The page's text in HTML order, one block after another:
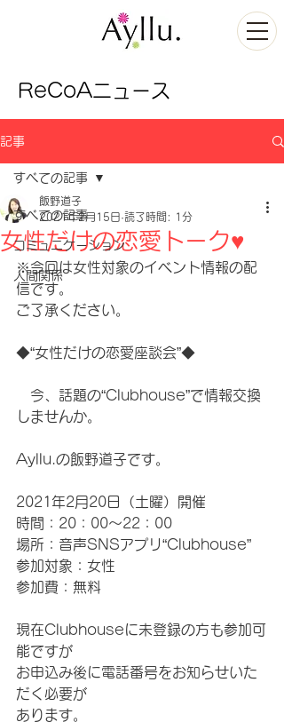
ReCoAニュース
記事
すべての記事
コミュニケーション
人間関係
すべての記事
女性だけの恋愛トーク♥
飯野道子
2021年2月15日 読了時間: 1分
※今回は女性対象のイベント情報の配
信です。
ご了承ください。
◆“女性だけの恋愛座談会”◆
今、話題の“Clubhouse”で情報交換
しませんか。
Ayllu.の飯野道子です。
2021年2月20日（土曜）開催
時間：20：00～22：00
場所：音声SNSアプリ“Clubhouse”
参加対象：女性
参加費：無料
現在Clubhouseに未登録の方も参加可
能ですが
お申込み後に電話番号をお知らせいた
だく必要が
あります。